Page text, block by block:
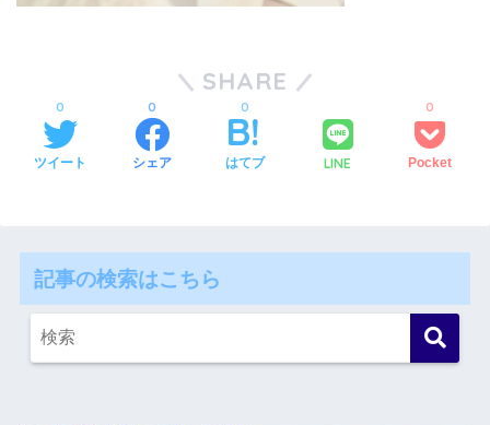
SHARE
ツイート
0
シェア
0
はてブ
0
LINE Pocket
0
記事の検索はこちら